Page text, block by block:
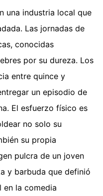
una industria local que
Las jornadas de
conocidas
por su dureza. Los
entre quince y
un episodio de
El esfuerzo físico es
no solo su
su propia
pulcra de un joven
y barbuda que definió
en la comedia